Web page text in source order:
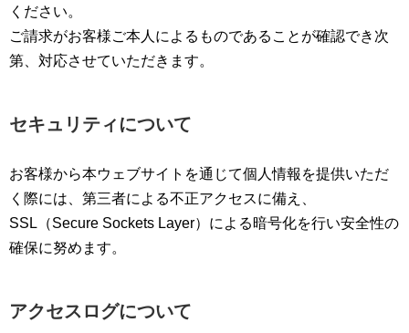
ください。
ご請求がお客様ご本人によるものであることが確認でき次
第、対応させていただきます。
セキュリティについて
お客様から本ウェブサイトを通じて個人情報を提供いただ
く際には、第三者による不正アクセスに備え、
SSL（Secure Sockets Layer）による暗号化を行い安全性の
確保に努めます。
アクセスログについて